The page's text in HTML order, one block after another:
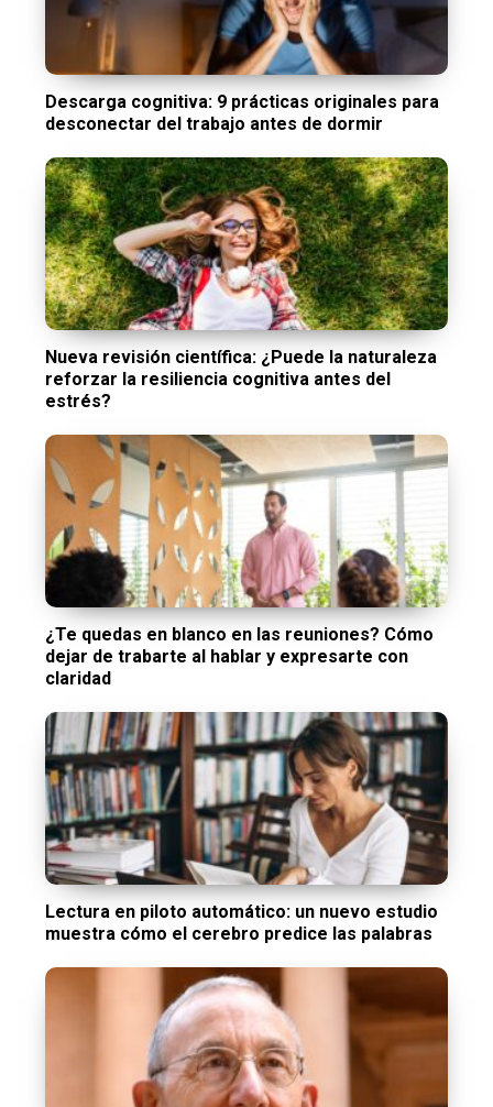
Descarga cognitiva: 9 prácticas originales para
desconectar del trabajo antes de dormir
Nueva revisión científica: ¿Puede la naturaleza
reforzar la resiliencia cognitiva antes del
estrés?
¿Te quedas en blanco en las reuniones? Cómo
dejar de trabarte al hablar y expresarte con
claridad
Lectura en piloto automático: un nuevo estudio
muestra cómo el cerebro predice las palabras